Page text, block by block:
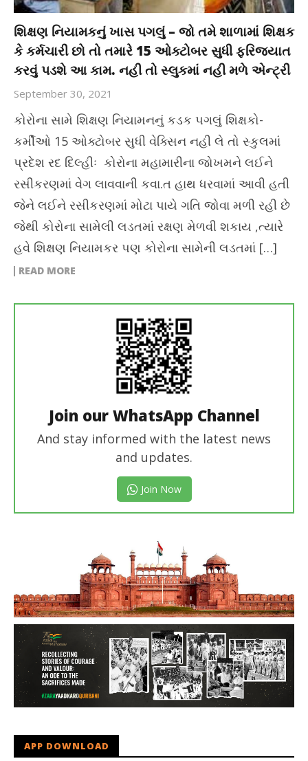
શિક્ષણ નિયામકનું ખાસ પગલું – જો તમે શાળામાં શિક્ષક
કે કર્મચારી છો તો તમારે 15 ઓક્ટોબર સુધી ફરિજયાત
કરવું પડશે આ કામ. નહી તો સ્લુકમાં નહી મળે એન્ટ્રી
September 30, 2021
કોરોના સામે શિક્ષણ નિયામનનું કડક પગલું શિક્ષકો-
કર્મીઓ 15 ઓક્ટોબર સુધી વેક્સિન નહી લે તો સ્કુલમાં
પ્રદેશ રદ દિલ્હીઃ કોરોના મહામારીના જોખમને લઈને
રસીકરણમાં વેગ લાવવાની કવા.ત હાથ ધરવામાં આવી હતી
જેને લઈને રસીકરણમાં મોટા પાયે ગતિ જોવા મળી રહી છે
જેથી કોરોના સામેલી લડતમાં રક્ષણ મેળવી શકાય ,ત્યારે
હવે શિક્ષણ નિયામકર પણ કોરોના સામેની લડતમાં […]
READ MORE
Join our WhatsApp Channel
And stay informed with the latest news
and updates.
Join Now
APP DOWNLOAD